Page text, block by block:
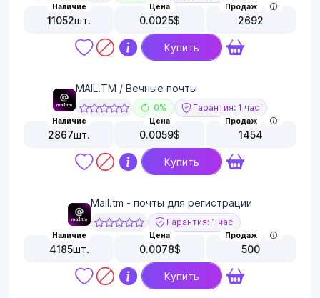
Наличие
11052шт.
Цена
0.0025$
Продаж
2692
Купить
MAIL.TM / Вечные почты
0% Гарантия: 1 час
Наличие
2867шт.
Цена
0.0059$
Продаж
1454
Купить
Mail.tm - почты для регистрации
Гарантия: 1 час
Наличие
4185шт.
Цена
0.0078$
Продаж
500
Купить